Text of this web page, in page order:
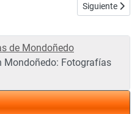
una jornada de oficios
Artículo
Siguiente
de Mondoñedo
Mondoñedo: Fotografías